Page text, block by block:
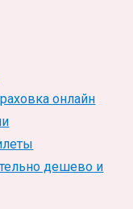
онлайн
дешево и